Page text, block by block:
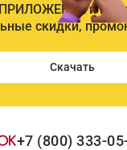
и
скидки,
Скачать
+7 (800) 333-